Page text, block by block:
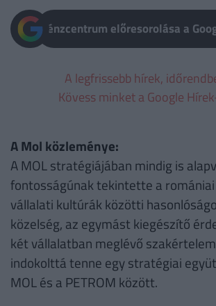
Pénzcentrum előresorolása a
A legfrissebb hírek,
Kövess minket a Google
A Mol közleménye:
A MOL stratégiájában mindig is
fontosságúnak tekintette a
vállalati kultúrák közötti
közelség, az egymást kiegészítő
két vállalatban meglévő
indokolttá tenne egy stratégiai
MOL és a PETROM között.